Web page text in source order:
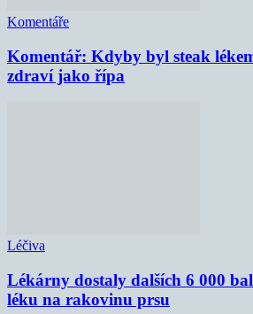
Komentáře
Komentář: Kdyby byl steak
zdraví jako řípa
Léčiva
Lékárny dostaly dalších 6 000
léku na rakovinu prsu